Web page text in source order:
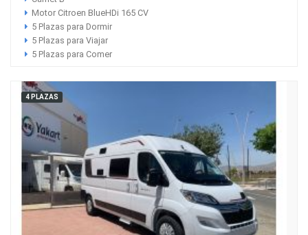
Motor Citroen BlueHDi 165 CV
5 Plazas para Dormir
5 Plazas para Viajar
5 Plazas para Comer
4 PLAZAS